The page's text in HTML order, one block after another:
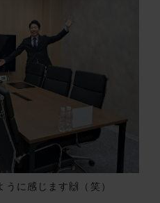
に感じます🙌（笑）